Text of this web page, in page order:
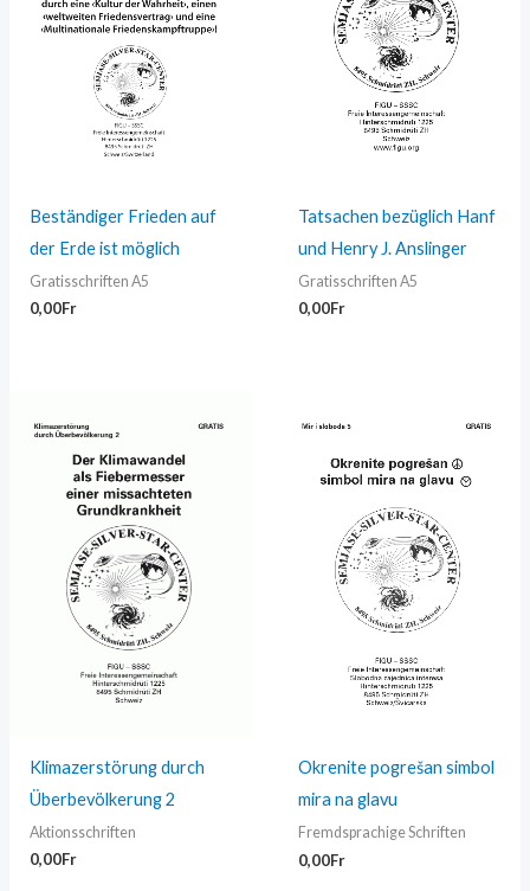
Beständiger Frieden auf
der Erde ist möglich
Gratisschriften A5
0,00Fr
Tatsachen bezüglich Hanf
und Henry J. Anslinger
Gratisschriften A5
0,00Fr
Klimazerstörung durch
Überbevölkerung 2
Aktionsschriften
0,00Fr
Okrenite pogrešan simbol
mira na glavu
Fremdsprachige Schriften
0,00Fr